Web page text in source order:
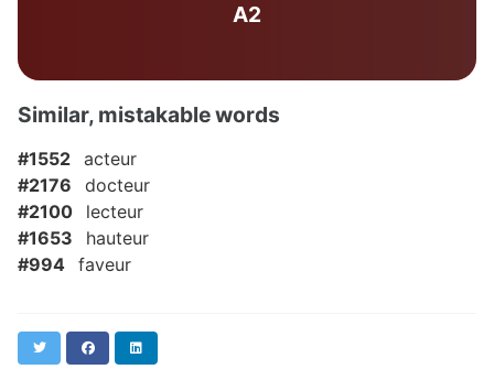
A2
Similar, mistakable words
#1552 acteur
#2176
docteur
#2100
lecteur
#1653
hauteur
#994 faveur
Twitter Facebook